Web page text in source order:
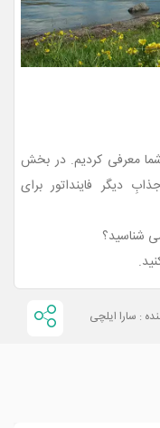
را به شما معرفی کردیم. در بخش
دیگر فاینداتور برای
شناسید؟
: سارا ایلچی